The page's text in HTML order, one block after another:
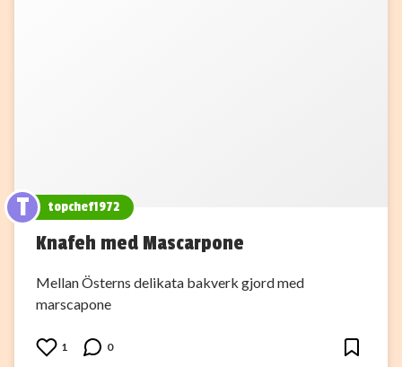
T topchef1972
Knafeh med Mascarpone
Mellan Österns delikata bakverk gjord med
marscapone
1 0